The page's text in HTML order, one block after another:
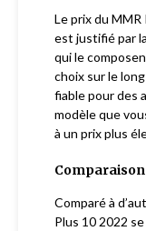
Le prix du
est justifié par
qui le
choix sur le
fiable pour des
modèle que
à un prix plus
Comparé à
Plus 10 2022